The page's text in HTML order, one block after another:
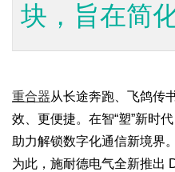
块，旨在简
重合器从长途奔跑、飞鸽传
效、更便捷。在智“塑”新时
助力解锁数字化通信新境界。
为此，施耐德电气全新推出